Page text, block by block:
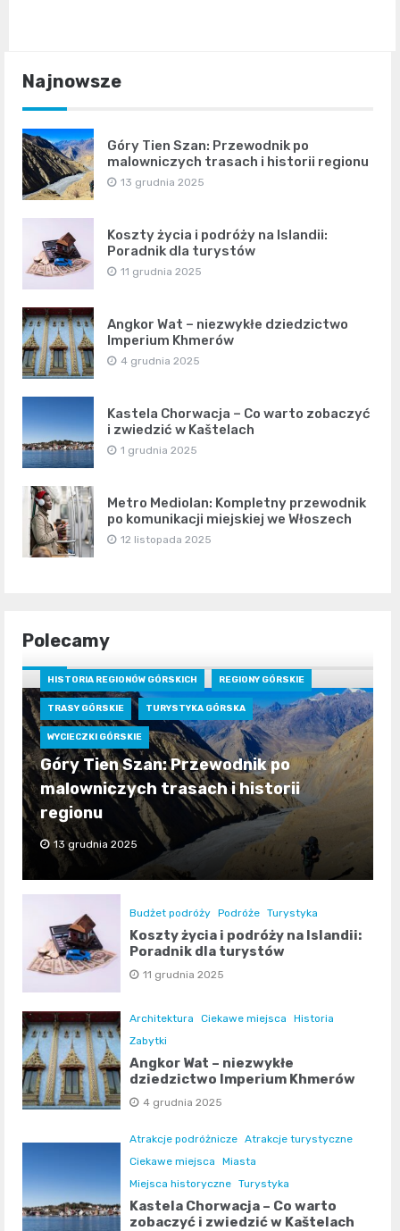
Najnowsze
Góry Tien Szan: Przewodnik po
malowniczych trasach i historii regionu
13 grudnia 2025
Koszty życia i podróży na Islandii:
Poradnik dla turystów
11 grudnia 2025
Angkor Wat – niezwykłe dziedzictwo
Imperium Khmerów
4 grudnia 2025
Kastela Chorwacja – Co warto zobaczyć
i zwiedzić w Kaštelach
1 grudnia 2025
Metro Mediolan: Kompletny przewodnik
po komunikacji miejskiej we Włoszech
12 listopada 2025
Polecamy
HISTORIA REGIONÓW GÓRSKICH REGIONY GÓRSKIE
TRASY GÓRSKIE TURYSTYKA GÓRSKA
WYCIECZKI GÓRSKIE
Góry Tien Szan: Przewodnik po
malowniczych trasach i historii
regionu
13 grudnia 2025
Budżet podróży Podróże Turystyka
Koszty życia i podróży na Islandii:
Poradnik dla turystów
11 grudnia 2025
Architektura Ciekawe miejsca
Historia
Zabytki
Angkor Wat – niezwykłe
dziedzictwo Imperium Khmerów
4 grudnia 2025
Atrakcje podróżnicze Atrakcje turystyczne
Ciekawe miejsca
Miasta
Miejsca historyczne Turystyka
Kastela Chorwacja – Co warto
zobaczyć i zwiedzić w Kaštelach